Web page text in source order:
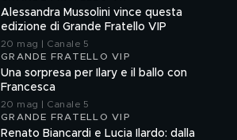
Alessandra Mussolini vince questa
edizione di Grande Fratello VIP
20 mag | Canale 5
GRANDE FRATELLO VIP
Una sorpresa per Ilary e il ballo con
Francesca
20 mag | Canale 5
GRANDE FRATELLO VIP
Renato Biancardi e Lucia Ilardo: dalla